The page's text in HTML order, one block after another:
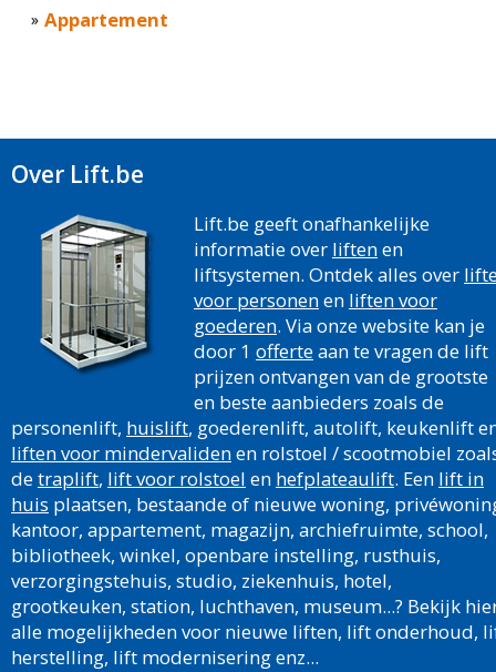
Appartement
Over Lift.be
Lift.be geeft onafhankelijke
informatie over liftenen
liftsystemen. Ontdek alles over
voor personenen liften voor
goederen. Via onze website kan je
door 1 offerteaan te vragen de lift
prijzen ontvangen van de grootste
en beste aanbieders zoals de
personenlift, huislift, goederenlift, autolift, keukenlift
liften voor mindervalidenen rolstoel / scootmobiel
detraplift, lift voor rolstoel en hefplateaulift. Een lift in
huis plaatsen, bestaande of nieuwe woning,
kantoor, appartement, magazijn, archiefruimte, school,
bibliotheek, winkel, openbare instelling, rusthuis,
verzorgingstehuis, studio, ziekenhuis, hotel,
grootkeuken, station, luchthaven, museum...? Bekijk
alle mogelijkheden voor nieuwe liften, lift onderhoud,
herstelling, lift modernisering enz...